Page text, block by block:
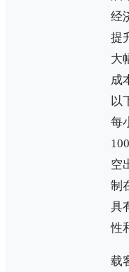
经
提
大
成
以
每
空
制
具
性
载